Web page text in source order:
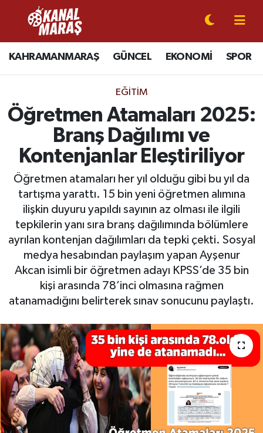
KAHRAMANMARAŞ GÜNCEL EKONOMİ SPOR
EĞİTİM
Öğretmen Atamaları 2025:
Branş Dağılımı ve
Kontenjanlar Eleştiriliyor
Öğretmen atamaları her yıl olduğu gibi bu yıl da
tartışma yarattı. 15 bin yeni öğretmen alımına
ilişkin duyuru yapıldı sayının az olması ile ilgili
tepkilerin yanı sıra branş dağılımında bölümlere
ayrılan kontenjan dağılımları da tepki çekti. Sosyal
medya hesabından paylaşım yapan Ayşenur
Akcan isimli bir öğretmen adayı KPSS’de 35 bin
kişi arasında 78’inci olmasına rağmen
atanamadığını belirterek sınav sonucunu paylaştı.
CANLI YAYIN
KAHRAMANMARAŞ
SPOR
SİYASET
EKONOMİ
GÜNDEM
MAGAZİN
SAĞLIK
BÖLGE
KEŞFET
POPÜLER
Kahramanmaraş Nöbetçi Eczaneler
Kahramanmaraş Hava Durumu
Kahramanmaraş Trafik Yoğunluk Haritası
Süper Lig Puan Durumu ve Fikstür
Tüm Manşetler
Son Dakika Haberleri
Haber Arşivi